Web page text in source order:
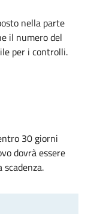
nella parte
il numero del
per i controlli.
30 giorni
dovrà essere